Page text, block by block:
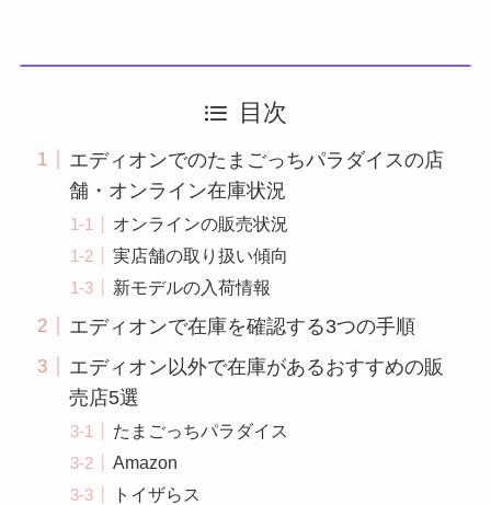
目次
エディオンでのたまごっちパラダイスの店
舗・オンライン在庫状況
オンラインの販売状況
実店舗の取り扱い傾向
新モデルの入荷情報
エディオンで在庫を確認する3つの手順
エディオン以外で在庫があるおすすめの販
売店5選
たまごっちパラダイス
Amazon
トイザらス